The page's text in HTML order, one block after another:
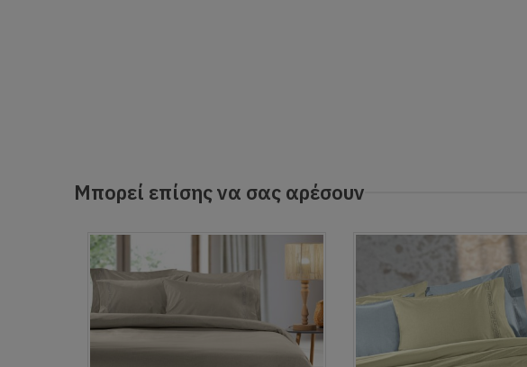
Μπορεί επίσης να σας αρέσουν